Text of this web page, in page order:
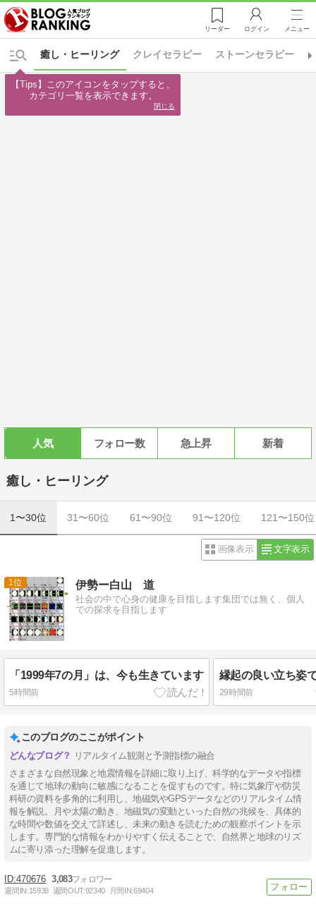
リーダー ログイン メニュー
クレイセラピー ストーンセラピー
癒し・ヒーリング
人気 フォロー数 急上昇 新着
癒し・ヒーリング
1〜30位 31〜60位 61〜90位 91〜120位 121〜150位
画像表示 文字表示
1 伊勢ー白山 道
社会の中で心身の健康を目指します集団では無く、個人
での探求を目指します
「1999年7の月」は、今も生きています
5時間前
縁起の良い立ち姿
29時間前
このブログのここがポイント
リアルタイム観測と予測指標の融合
さまざまな自然現象と地震情報を詳細に取り上げ、科学的なデータや指標
を通じて地球の動向に敏感になることを促すものです。特に気象庁や防災
科研の資料を多角的に利用し、地磁気やGPSデータなどのリアルタイム情
報を解説。月や太陽の動き、地磁気の変動といった自然の兆候を、具体的
な時間や数値を交えて詳述し、未来の動きを読むための観察ポイントを示
します。専門的な情報をわかりやすく伝えることで、自然界と地球のリズ
ムに寄り添った理解を促進します。
470676 3,083
週間IN:15938 週間OUT:92340 月間IN:69404
【Tips】このアイコンをタップすると、
カテゴリ一覧を表示できます。
閉じる